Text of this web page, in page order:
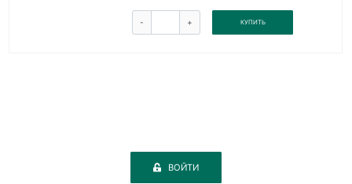
- + КУПИТЬ
ВОЙТИ